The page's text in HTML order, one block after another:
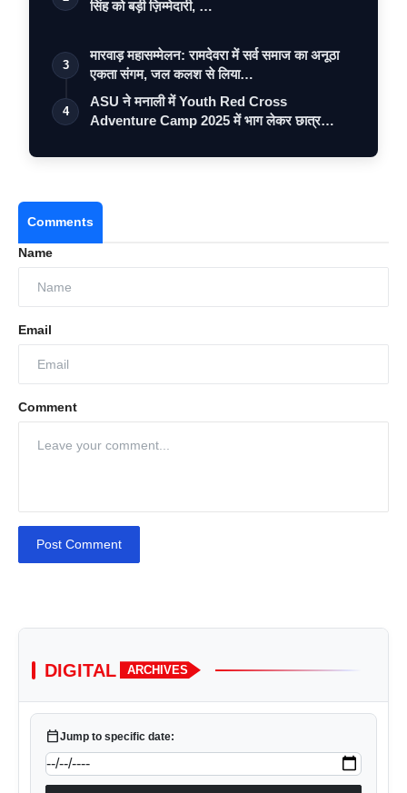
सिंह को बड़ी ज़िम्मेदारी, …
3
मारवाड़ महासम्मेलन: रामदेवरा में सर्व समाज का अनूठा
एकता संगम, जल कलश से लिया…
4
ASU ने मनाली में Youth Red Cross
Adventure Camp 2025 में भाग लेकर छात्र
Comments
Name
Email
Comment
Post Comment
DIGITAL ARCHIVES
calendar_todayJump to specific date: